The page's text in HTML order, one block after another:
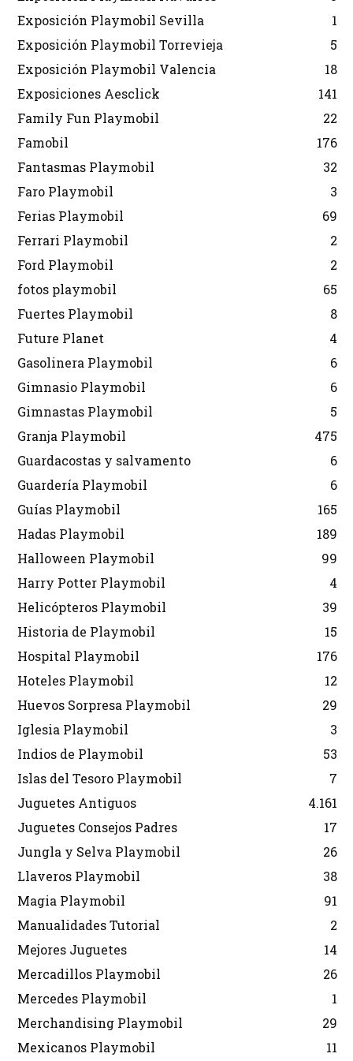
Exposición Playmobil Sevilla
1
Exposición Playmobil Torrevieja
5
Exposición Playmobil Valencia
18
Exposiciones Aesclick
141
Family Fun Playmobil
22
Famobil
176
Fantasmas Playmobil
32
Faro Playmobil
3
Ferias Playmobil
69
Ferrari Playmobil
2
Ford Playmobil
2
fotos playmobil
65
Fuertes Playmobil
8
Future Planet
4
Gasolinera Playmobil
6
Gimnasio Playmobil
6
Gimnastas Playmobil
5
Granja Playmobil
475
Guardacostas y salvamento
6
Guardería Playmobil
6
Guías Playmobil
165
Hadas Playmobil
189
Halloween Playmobil
99
Harry Potter Playmobil
4
Helicópteros Playmobil
39
Historia de Playmobil
15
Hospital Playmobil
176
Hoteles Playmobil
12
Huevos Sorpresa Playmobil
29
Iglesia Playmobil
3
Indios de Playmobil
53
Islas del Tesoro Playmobil
7
Juguetes Antiguos
4.161
Juguetes Consejos Padres
17
Jungla y Selva Playmobil
26
Llaveros Playmobil
38
Magia Playmobil
91
Manualidades Tutorial
2
Mejores Juguetes
14
Mercadillos Playmobil
26
Mercedes Playmobil
1
Merchandising Playmobil
29
Mexicanos Playmobil
11